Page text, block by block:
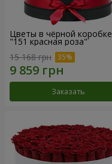
Цветы в чёрной коробке
"151 красная роза"
15 168 грн
Заказать